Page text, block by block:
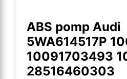
ABS pomp Audi
5WA614517P
10091703493
28516460303